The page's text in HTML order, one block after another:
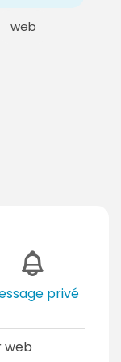
web
privé
web